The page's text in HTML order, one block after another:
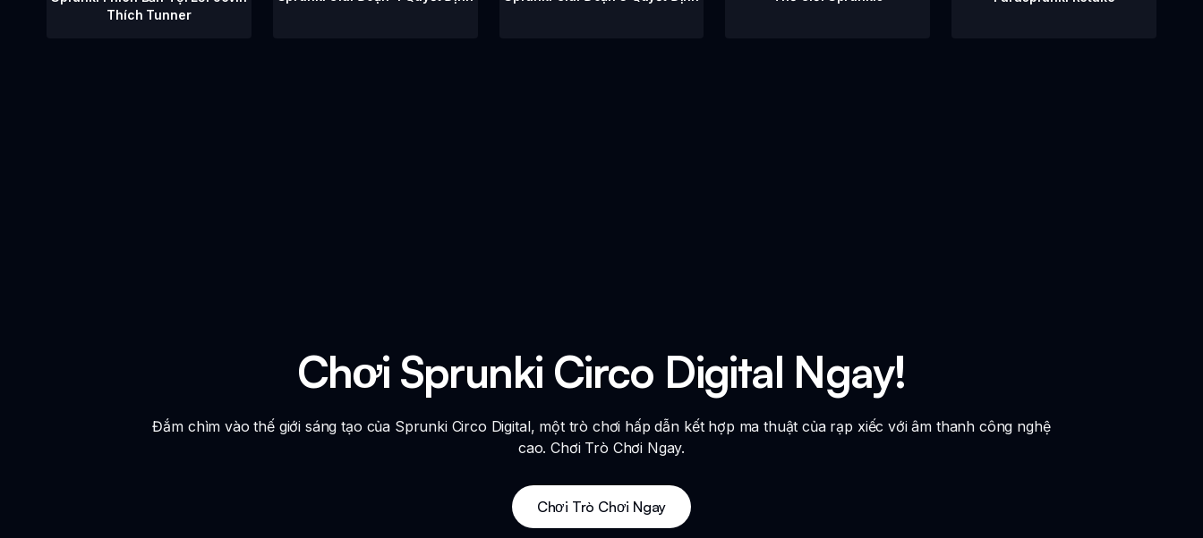
Thích Tunner
Chơi Sprunki Circo Digital Ngay!
Đắm chìm vào thế giới sáng tạo của Sprunki Circo Digital, một trò chơi hấp dẫn kết hợp ma thuật của rạp xiếc với âm thanh công nghệ
cao. Chơi Trò Chơi Ngay.
Chơi Trò Chơi Ngay